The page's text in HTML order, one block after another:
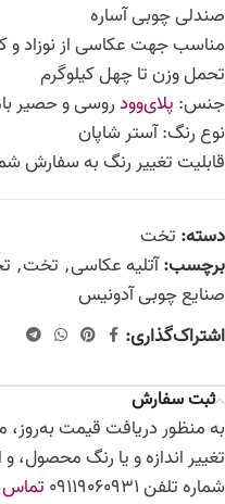
صندلی چوبی آساره
مناسب جهت عکاسی از نوزاد و
تحمل وزن تا چهل کیلوگرم
جنس: پلای‌وودروسی و حصیر
نوع رنگ: آستر شاپان
قابلیت تغییر رنگ به سفارش
دسته: تخت
برچسب:آتلیه عکاسی, تخت,
صنایع چوبی آدونیس
اشتراک‌گذاری:
ثبت سفارش
به منظور دریافت قیمت به‌روز،
تغییر اندازه و یا رنگ محصول،
شماره تلفن 09119060931
تماس